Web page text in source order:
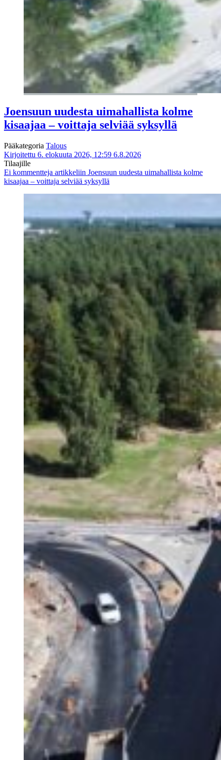
Joensuun uudesta uimahallista kolme
kisaajaa – voittaja selviää syksyllä
Pääkategoria Talous
Kirjoitettu 6. elokuuta 2026, 12:59 6.8.2026
Tilaajille
Ei kommentteja artikkeliin Joensuun uudesta uimahallista kolme
kisaajaa – voittaja selviää syksyllä